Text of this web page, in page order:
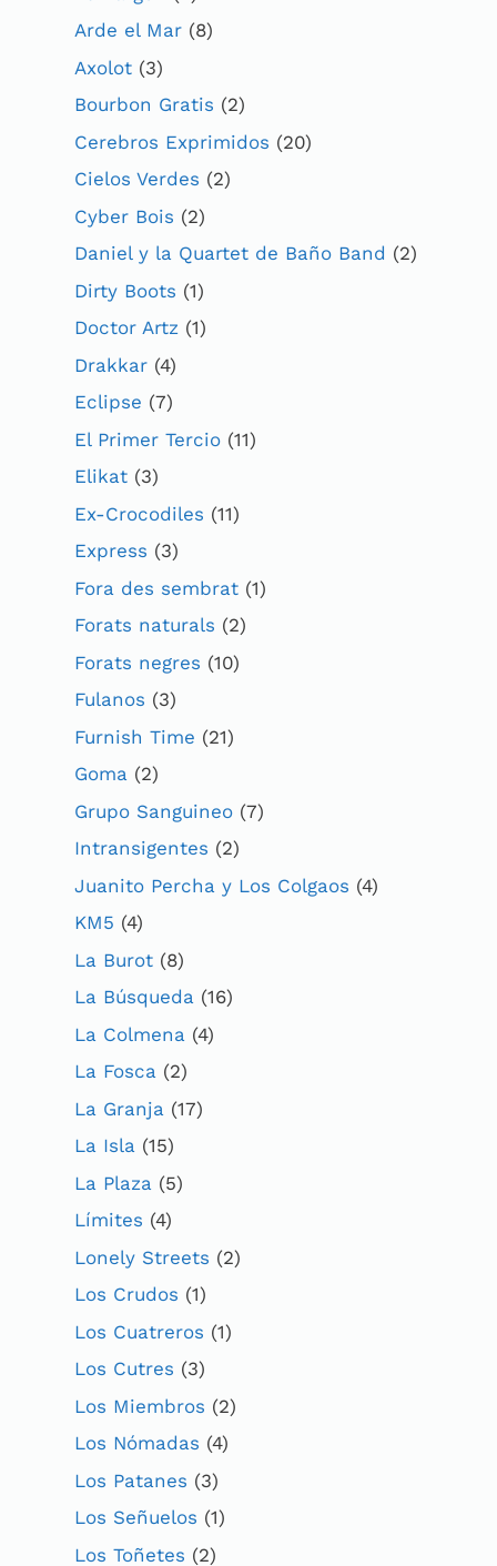
Arde el Mar (8)
Axolot (3)
Bourbon Gratis (2)
Cerebros Exprimidos (20)
Cielos Verdes (2)
Cyber Bois (2)
Daniel y la Quartet de Baño Band (2)
Dirty Boots (1)
Doctor Artz (1)
Drakkar (4)
Eclipse (7)
El Primer Tercio (11)
Elikat (3)
Ex-Crocodiles (11)
Express (3)
Fora des sembrat (1)
Forats naturals (2)
Forats negres (10)
Fulanos (3)
Furnish Time (21)
Goma (2)
Grupo Sanguineo (7)
Intransigentes (2)
Juanito Percha y Los Colgaos (4)
KM5 (4)
La Burot (8)
La Búsqueda (16)
La Colmena (4)
La Fosca (2)
La Granja (17)
La Isla (15)
La Plaza (5)
Límites (4)
Lonely Streets (2)
Los Crudos (1)
Los Cuatreros (1)
Los Cutres (3)
Los Miembros (2)
Los Nómadas (4)
Los Patanes (3)
Los Señuelos (1)
Los Toñetes (2)